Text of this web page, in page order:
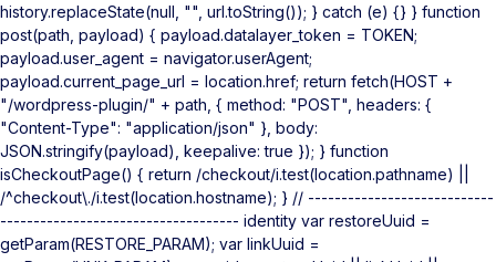
history.replaceState(null, "", url.toString()); } catch (e) {} } function
post(path, payload) { payload.datalayer_token = TOKEN;
payload.user_agent = navigator.userAgent;
payload.current_page_url = location.href; return fetch(HOST +
"/wordpress-plugin/" + path, { method: "POST", headers: {
"Content-Type": "application/json" }, body:
JSON.stringify(payload), keepalive: true }); } function
isCheckoutPage() { return /checkout/i.test(location.pathname) ||
/^checkout\./i.test(location.hostname); } // ----------------------------
------------------------------------ identity var restoreUuid =
getParam(RESTORE_PARAM); var linkUuid =